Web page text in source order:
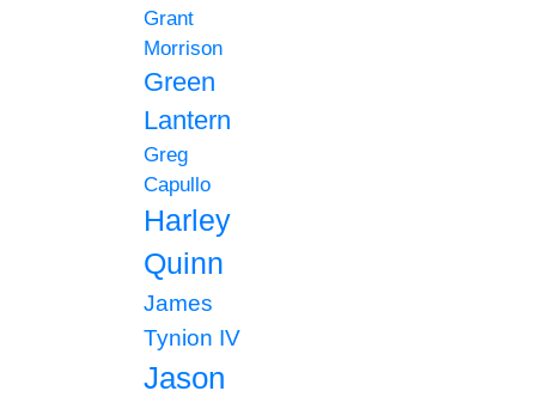
Grant
Morrison
Green
Lantern
Greg
Capullo
Harley
Quinn
James
Tynion IV
Jason